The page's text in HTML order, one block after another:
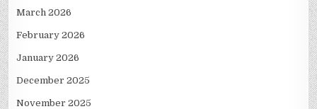
March 2026
February 2026
January 2026
December 2025
November 2025